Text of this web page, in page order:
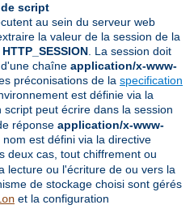
de script
au sein du serveur web
la valeur de la session de la
HTTP_SESSION. La session doit
chaîne application/x-www-
préconisations de la specification
est définie via la
script peut écrire dans la session
réponse application/x-www-
nom est défini via la directive
deux cas, tout chiffrement ou
lecture ou l'écriture de ou vers la
de stockage choisi sont gérés
et la configuration